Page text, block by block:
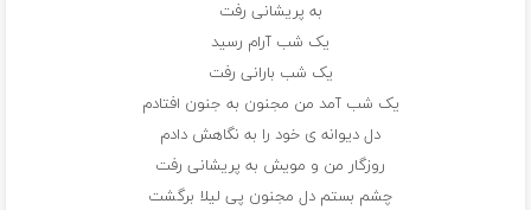
به پریشانی رفت
یک شب آرام رسید
یک شب بارانی رفت
یک شب آمد من مجنون به جنون افتادم
دل دیوانه ی خود را به نگاهش دادم
روزگار من و مویش به پریشانی رفت
چشم بستم دل مجنون پی لیلا برگشت